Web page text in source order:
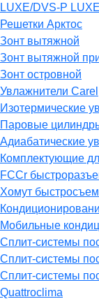
LUXE/DVS-P LUXE
Решетки Арктос
Зонт вытяжной
Зонт вытяжной
Зонт островной
Увлажнители Carel
Изотермические
Паровые
Адиабатические
Комплектующие
FCCr
Хомут
Мобильные
Сплит-системы
Сплит-системы
Сплит-системы
Quattroclima